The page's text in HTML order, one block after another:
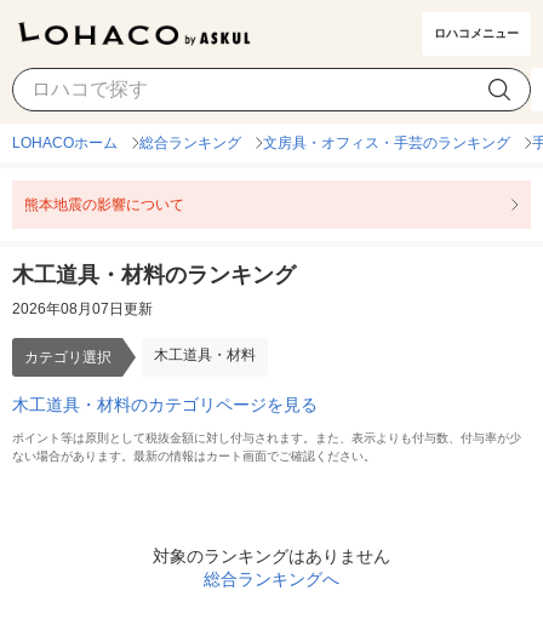
ロハコメニュー
木工道具・材料 カテゴリ選択
LOHACOホーム 総合ランキング 文房具・オフィス・手芸のランキング
熊本地震の影響について
木工道具・材料のランキング
2026年08月07日更新
カテゴリ選択 木工道具・材料
木工道具・材料のカテゴリページを見る
ポイント等は原則として税抜金額に対し付与されます。また、表示よりも付与数、付与率が少
ない場合があります。最新の情報はカート画面でご確認ください。
対象のランキングはありません
総合ランキングへ